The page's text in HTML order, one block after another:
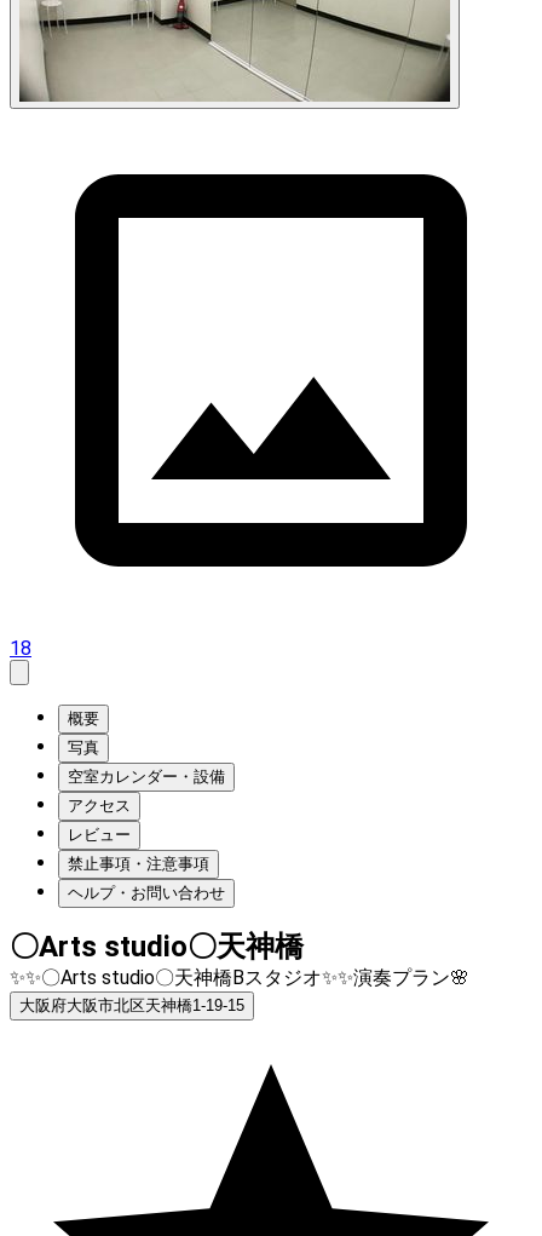
18
概要
写真
空室カレンダー・設備
アクセス
レビュー
禁止事項・注意事項
ヘルプ・お問い合わせ
〇Arts studio〇天神橋
✨✨〇Arts studio〇天神橋Bスタジオ✨✨演奏プラン🌸
大阪府大阪市北区天神橋1-19-15